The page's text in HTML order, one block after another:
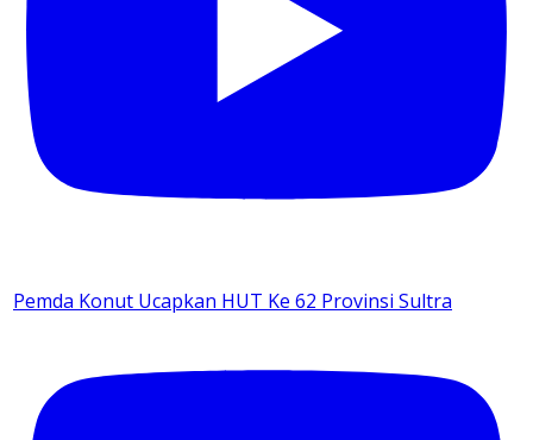
Pemda Konut Ucapkan HUT Ke 62 Provinsi Sultra